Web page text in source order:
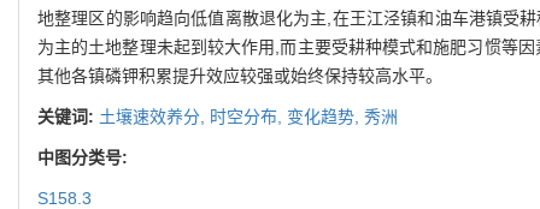
地整理区的影响趋向低值离散退化为主,在王江泾镇和油车港镇受
为主的土地整理未起到较大作用,而主要受耕种模式和施肥习惯等
其他各镇磷钾积累提升效应较强或始终保持较高水平。
关键词: 土壤速效养分, 时空分布, 变化趋势, 秀洲
中图分类号:
S158.3